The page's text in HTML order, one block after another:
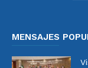
MENSAJES